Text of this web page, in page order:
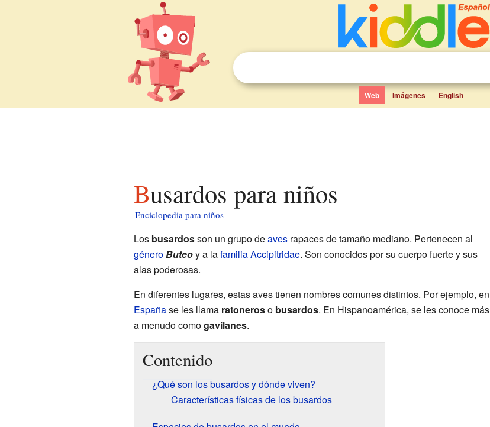
Web Imágenes English
Busardos para niños
Enciclopedia para niños
Los busardosson un grupo deavesrapaces de tamaño mediano. Pertenecen al
géneroButeoy a lafamiliaAccipitridae. Son conocidos por su cuerpo fuerte y sus
alas poderosas.
En diferentes lugares, estas aves tienen nombres comunes distintos. Por ejemplo, en
Españase les llama ratoneroso busardos. En Hispanoamérica, se les conoce más
a menudo comogavilanes.
Contenido
¿Qué son los busardos y dónde viven?
Características físicas de los busardos